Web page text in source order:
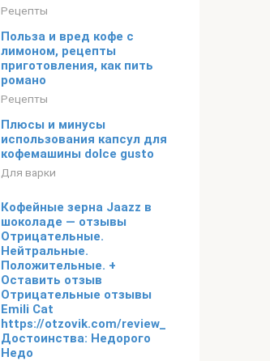
Рецепты
Польза и вред кофе с
лимоном, рецепты
приготовления, как пить
романо
Рецепты
Плюсы и минусы
использования капсул для
кофемашины dolce gusto
Для варки
Кофейные зерна Jaazz в
шоколаде — отзывы
Отрицательные.
Нейтральные.
Положительные. +
Оставить отзыв
Отрицательные отзывы
Emili Cat
https://otzovik.com/review_9840088.html
Достоинства: Недорого
Недо